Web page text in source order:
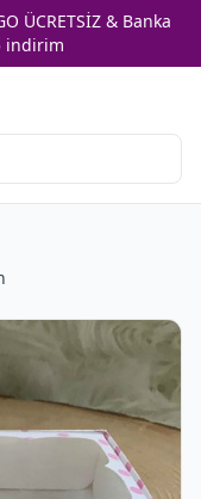
ÜCRETSİZ & Banka
indirim